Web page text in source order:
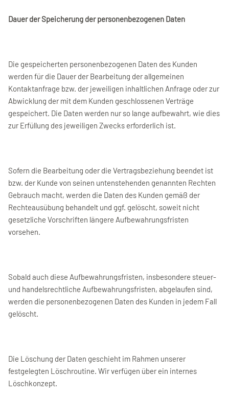
Dauer der Speicherung der personenbezogenen Daten
Die gespeicherten personenbezogenen Daten des Kunden
werden für die Dauer der Bearbeitung der allgemeinen
Kontaktanfrage bzw. der jeweiligen inhaltlichen Anfrage oder zur
Abwicklung der mit dem Kunden geschlossenen Verträge
gespeichert. Die Daten werden nur so lange aufbewahrt, wie dies
zur Erfüllung des jeweiligen Zwecks erforderlich ist.
Sofern die Bearbeitung oder die Vertragsbeziehung beendet ist
bzw. der Kunde von seinen untenstehenden genannten Rechten
Gebrauch macht, werden die Daten des Kunden gemäß der
Rechteausübung behandelt und ggf. gelöscht, soweit nicht
gesetzliche Vorschriften längere Aufbewahrungsfristen
vorsehen.
Sobald auch diese Aufbewahrungsfristen, insbesondere steuer-
und handelsrechtliche Aufbewahrungsfristen, abgelaufen sind,
werden die personenbezogenen Daten des Kunden in jedem Fall
gelöscht.
Die Löschung der Daten geschieht im Rahmen unserer
festgelegten Löschroutine. Wir verfügen über ein internes
Löschkonzept.